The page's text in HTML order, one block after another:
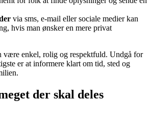
via sms, e-mail eller sociale medier kan
hvis man ønsker en mere privat
være enkel, rolig og respektfuld. Undgå for
er at informere klart om tid, sted og
der skal deles